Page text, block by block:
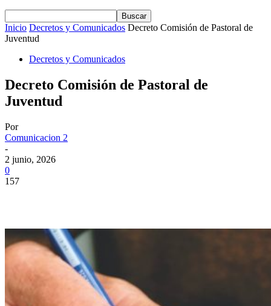
Inicio Decretos y Comunicados Decreto Comisión de Pastoral de
Juventud
Decretos y Comunicados
Decreto Comisión de Pastoral de
Juventud
Por
Comunicacion 2
-
2 junio, 2026
0
157